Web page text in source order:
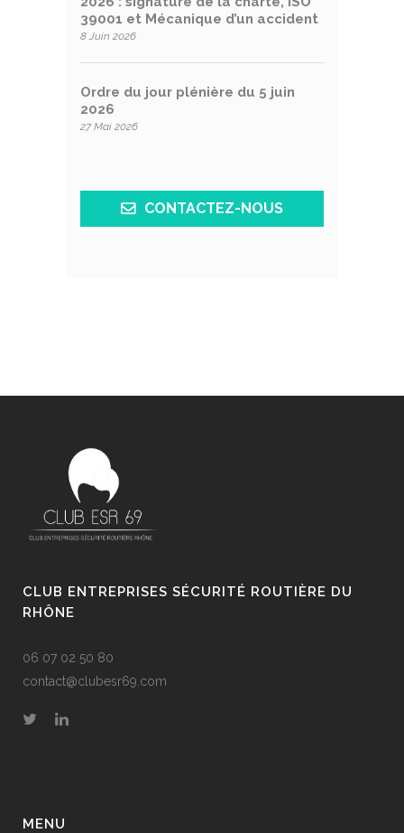
39001 et Mécanique d’un accident
8 Juin 2026
Ordre du jour plénière du 5 juin
2026
27 Mai 2026
CONTACTEZ-NOUS
CLUB ENTREPRISES SÉCURITÉ ROUTIÈRE DU
RHÔNE
06 07 02 50 80
contact@clubesr69.com
MENU